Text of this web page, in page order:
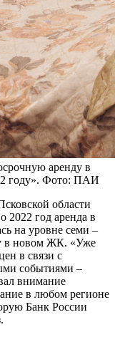
аренду в
году». Фото: ПАИ
области
2022 год аренда в
на уровне семи –
в новом ЖК. «Уже
в связи с
событиями –
внимание
в любом регионе
Банк России